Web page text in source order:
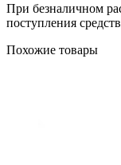
При безналичном
поступления
Похожие товары